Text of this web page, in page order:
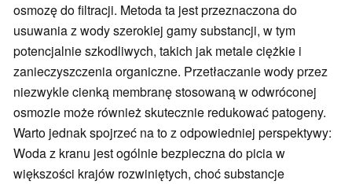
osmozę do filtracji. Metoda ta jest przeznaczona do
usuwania z wody szerokiej gamy substancji, w tym
potencjalnie szkodliwych, takich jak metale ciężkie i
zanieczyszczenia organiczne. Przetłaczanie wody przez
niezwykle cienką membranę stosowaną w odwróconej
osmozie może również skutecznie redukować patogeny.
Warto jednak spojrzeć na to z odpowiedniej perspektywy:
Woda z kranu jest ogólnie bezpieczna do picia w
większości krajów rozwiniętych, choć substancje